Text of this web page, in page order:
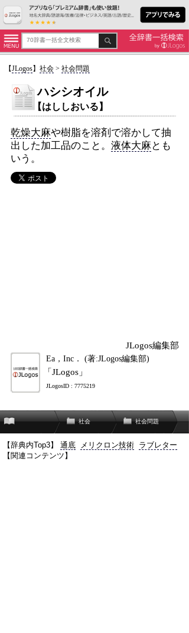
【JLogos】 社会> 社会問題
ハシシオイル
【はししおいる】
乾燥大麻や樹脂を溶剤で溶かして抽
出した加工品のこと。 液体大麻とも
いう。
JLogos編集部
Ea，Inc． (著:JLogos編集部)
「JLogos」
JLogosID : 7775219
社会 社会問題
【辞典内Top3】 通底 メリクロン技術 ラブレター
【関連コンテンツ】